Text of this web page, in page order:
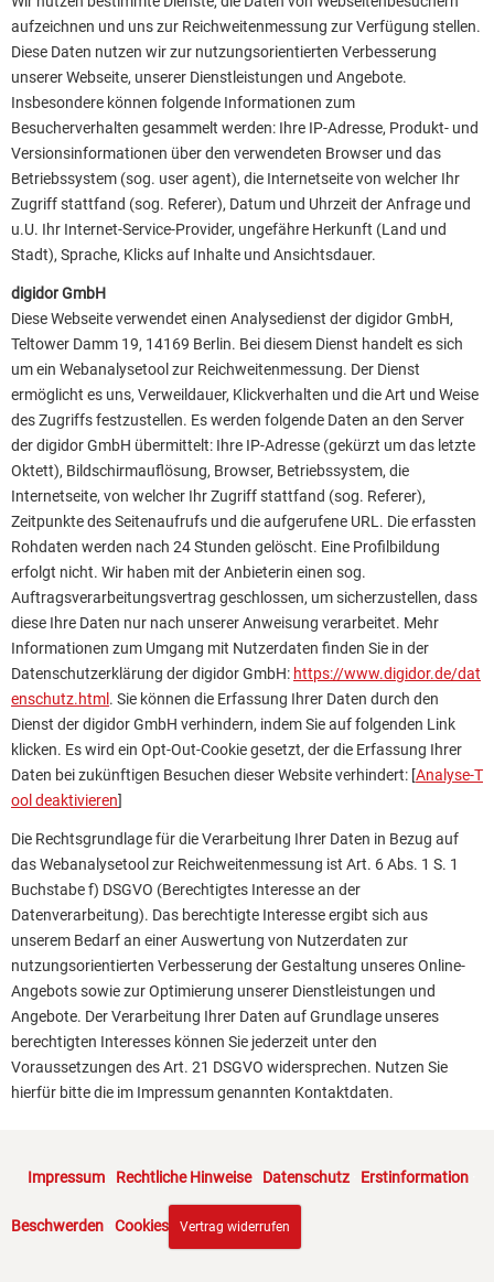
aufzeichnen und uns zur Reichweitenmessung zur Verfügung stellen.
Diese Daten nutzen wir zur nutzungsorientierten Verbesserung
unserer Webseite, unserer Dienstleistungen und Angebote.
Insbesondere können folgende Informationen zum
Besucherverhalten gesammelt werden: Ihre IP-Adresse, Produkt- und
Versionsinformationen über den verwendeten Browser und das
Betriebssystem (sog. user agent), die Internetseite von welcher Ihr
Zugriff stattfand (sog. Referer), Datum und Uhrzeit der Anfrage und
u.U. Ihr Internet-Service-Provider, ungefähre Herkunft (Land und
Stadt), Sprache, Klicks auf Inhalte und Ansichtsdauer.
digidor GmbH
Diese Webseite verwendet einen Analysedienst der digidor GmbH,
Teltower Damm 19, 14169 Berlin. Bei diesem Dienst handelt es sich
um ein Webanalysetool zur Reichweitenmessung. Der Dienst
ermöglicht es uns, Verweildauer, Klickverhalten und die Art und Weise
des Zugriffs festzustellen. Es werden folgende Daten an den Server
der digidor GmbH übermittelt: Ihre IP-Adresse (gekürzt um das letzte
Oktett), Bildschirmauflösung, Browser, Betriebssystem, die
Internetseite, von welcher Ihr Zugriff stattfand (sog. Referer),
Zeitpunkte des Seitenaufrufs und die aufgerufene URL. Die erfassten
Rohdaten werden nach 24 Stunden gelöscht. Eine Profilbildung
erfolgt nicht. Wir haben mit der Anbieterin einen sog.
Auftragsverarbeitungsvertrag geschlossen, um sicherzustellen, dass
diese Ihre Daten nur nach unserer Anweisung verarbeitet. Mehr
Informationen zum Umgang mit Nutzerdaten finden Sie in der
Datenschutzerklärung der digidor GmbH: https://www.digidor.de/dat
enschutz.html . Sie können die Erfassung Ihrer Daten durch den
Dienst der digidor GmbH verhindern, indem Sie auf folgenden Link
klicken. Es wird ein Opt-Out-Cookie gesetzt, der die Erfassung Ihrer
Daten bei zukünftigen Besuchen dieser Website verhindert: [Analyse-T
ool deaktivieren]
Die Rechtsgrundlage für die Verarbeitung Ihrer Daten in Bezug auf
das Webanalysetool zur Reichweitenmessung ist Art. 6 Abs. 1 S. 1
Buchstabe f) DSGVO (Berechtigtes Interesse an der
Datenverarbeitung). Das berechtigte Interesse ergibt sich aus
unserem Bedarf an einer Auswertung von Nutzerdaten zur
nutzungsorientierten Verbesserung der Gestaltung unseres Online-
Angebots sowie zur Optimierung unserer Dienstleistungen und
Angebote. Der Verarbeitung Ihrer Daten auf Grundlage unseres
berechtigten Interesses können Sie jederzeit unter den
Voraussetzungen des Art. 21 DSGVO widersprechen. Nutzen Sie
hierfür bitte die im Impressum genannten Kontaktdaten.
Impressum Rechtliche Hinweise· Datenschutz Erstinformation
Beschwerden Cookies Vertrag widerrufen